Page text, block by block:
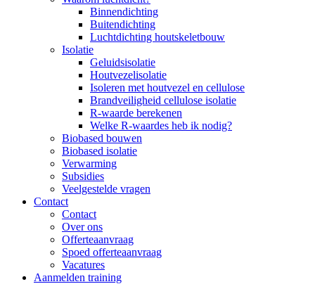
Binnendichting
Buitendichting
Luchtdichting houtskeletbouw
Isolatie
Geluidsisolatie
Houtvezelisolatie
Isoleren met houtvezel en cellulose
Brandveiligheid cellulose isolatie
R-waarde berekenen
Welke R-waardes heb ik nodig?
Biobased bouwen
Biobased isolatie
Verwarming
Subsidies
Veelgestelde vragen
Contact
Contact
Over ons
Offerteaanvraag
Spoed offerteaanvraag
Vacatures
Aanmelden training